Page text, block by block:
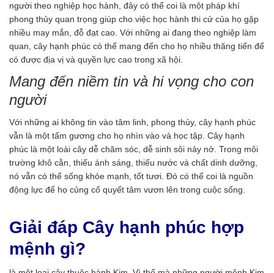
người theo nghiệp học hành, đây có thể coi là một pháp khí
phong thủy quan trọng giúp cho việc học hành thi cử của họ gặp
nhiều may mắn, đỗ đạt cao. Với những ai đang theo nghiệp làm
quan, cây hạnh phúc có thể mang đến cho họ nhiều thăng tiến để
có được địa vị và quyền lực cao trong xã hội.
Mang đến niềm tin và hi vọng cho con
người
Với những ai không tin vào tâm linh, phong thủy, cây hạnh phúc
vẫn là một tấm gương cho họ nhìn vào và học tập. Cây hạnh
phúc là một loài cây dễ chăm sóc, dễ sinh sôi nảy nở. Trong môi
trường khô cằn, thiếu ánh sáng, thiếu nước và chất dinh dưỡng,
nó vẫn có thể sống khỏe mạnh, tốt tươi. Đó có thể coi là nguồn
động lực để họ củng cố quyết tâm vươn lên trong cuộc sống.
Giải đáp Cây hạnh phúc hợp
mệnh gì?